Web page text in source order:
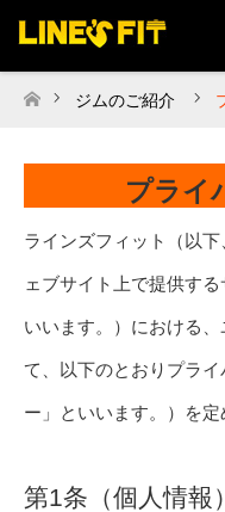
ホーム
ジムのご紹介
プライ
ラインズフィット（以
ェブサイト上で提供す
いいます。）における
て、以下のとおりプラ
ー」といいます。）を定
第1条（個人情報）